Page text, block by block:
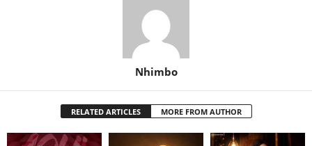
Nhimbo
RELATED ARTICLES MORE FROM AUTHOR